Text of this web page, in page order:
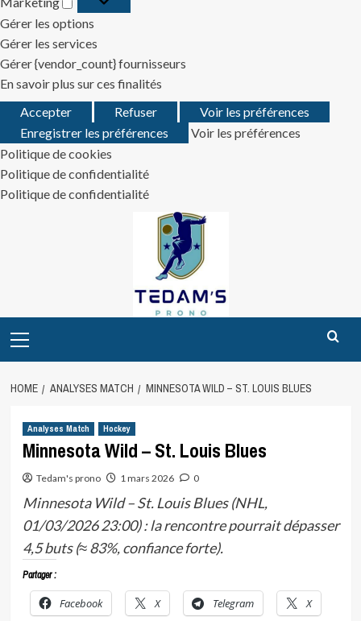
Marketing
Gérer les options
Gérer les services
Gérer {vendor_count} fournisseurs
En savoir plus sur ces finalités
Accepter
Refuser
Voir les préférences
Enregistrer les préférences
Voir les préférences
Politique de cookies
Politique de confidentialité
Politique de confidentialité
Menu
HOME ANALYSES MATCH MINNESOTA WILD – ST. LOUIS BLUES
Analyses Match Hockey
Minnesota Wild – St. Louis Blues
Tedam's prono 1 mars 2026 0
Minnesota Wild – St. Louis Blues (NHL,
01/03/2026 23:00) : la rencontre pourrait dépasser
4,5 buts (≈ 83%, confiance forte).
Partager :
Facebook X Telegram X